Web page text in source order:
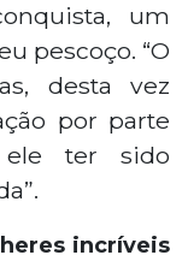
um
pescoço. “O
desta vez
por parte
ele ter sido
incríveis